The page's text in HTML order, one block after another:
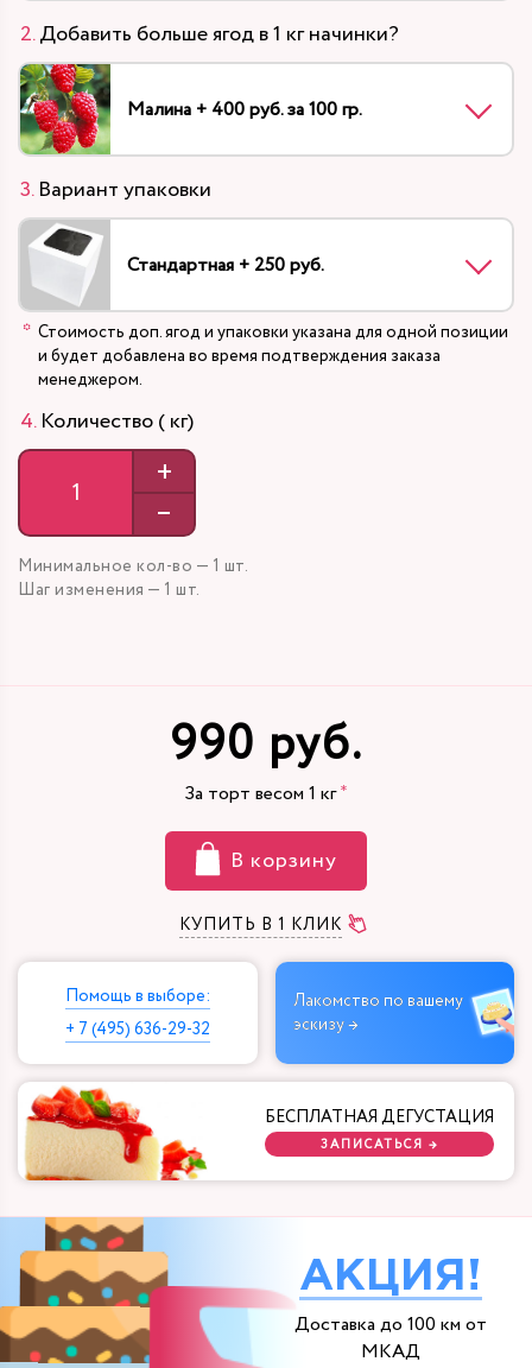
Добавить больше ягод в 1 кг начинки?
Малина + 400 руб. за 100 гр.
Вариант упаковки
Стандартная + 250 руб.
Стоимость доп. ягод и упаковки указана для одной позиции
и будет добавлена во время подтверждения заказа
менеджером.
Количество ( кг)
+
–
Минимальное кол-во — 1 шт.
Шаг изменения — 1 шт.
990 руб.
За торт весом 1 кг
В корзину
КУПИТЬ В 1 КЛИК
Помощь в выборе:
+ 7 (495) 636-29-32
Лакомство по вашему
эскизу →
БЕСПЛАТНАЯ ДЕГУСТАЦИЯ
ЗАПИСАТЬСЯ →
АКЦИЯ!
Доставка до 100 км от
МКАД